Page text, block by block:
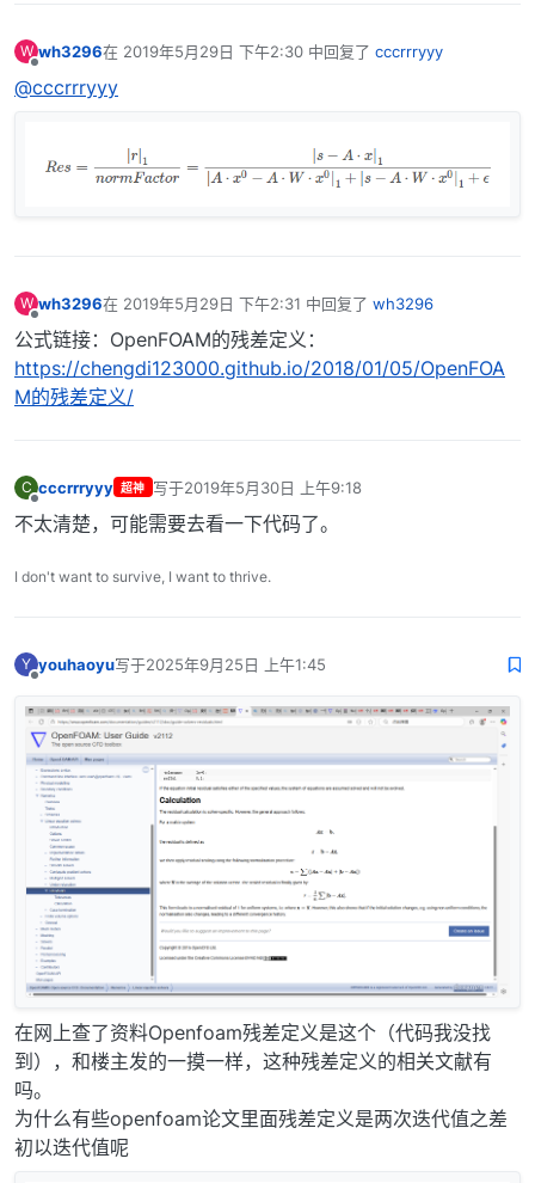
W wh3296在 2019年5月29日 下午2:30 中回复了 cccrrryyy
最后由 编辑
@cccrrryyy
W wh3296在 2019年5月29日 下午2:31 中回复了 wh3296
最后由 编辑
公式链接：OpenFOAM的残差定义：
https://chengdi123000.github.io/2018/01/05/OpenFOA
M的残差定义/
C cccrrryyy 超神 写于2019年5月30日 上午9:18
最后由 编辑
不太清楚，可能需要去看一下代码了。
I don't want to survive, I want to thrive.
Y youhaoyu写于2025年9月25日 上午1:45
最后由 编辑
在网上查了资料Openfoam残差定义是这个（代码我没找
到），和楼主发的一摸一样，这种残差定义的相关文献有
吗。
为什么有些openfoam论文里面残差定义是两次迭代值之差
初以迭代值呢